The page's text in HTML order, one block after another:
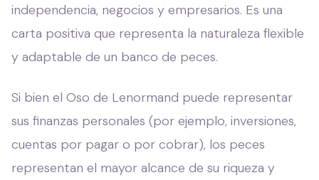
independencia, negocios y empresarios. Es una
carta positiva que representa la naturaleza flexible
y adaptable de un banco de peces.
Si bien el Oso de Lenormand puede representar
sus finanzas personales (por ejemplo, inversiones,
cuentas por pagar o por cobrar), los peces
representan el mayor alcance de su riqueza y